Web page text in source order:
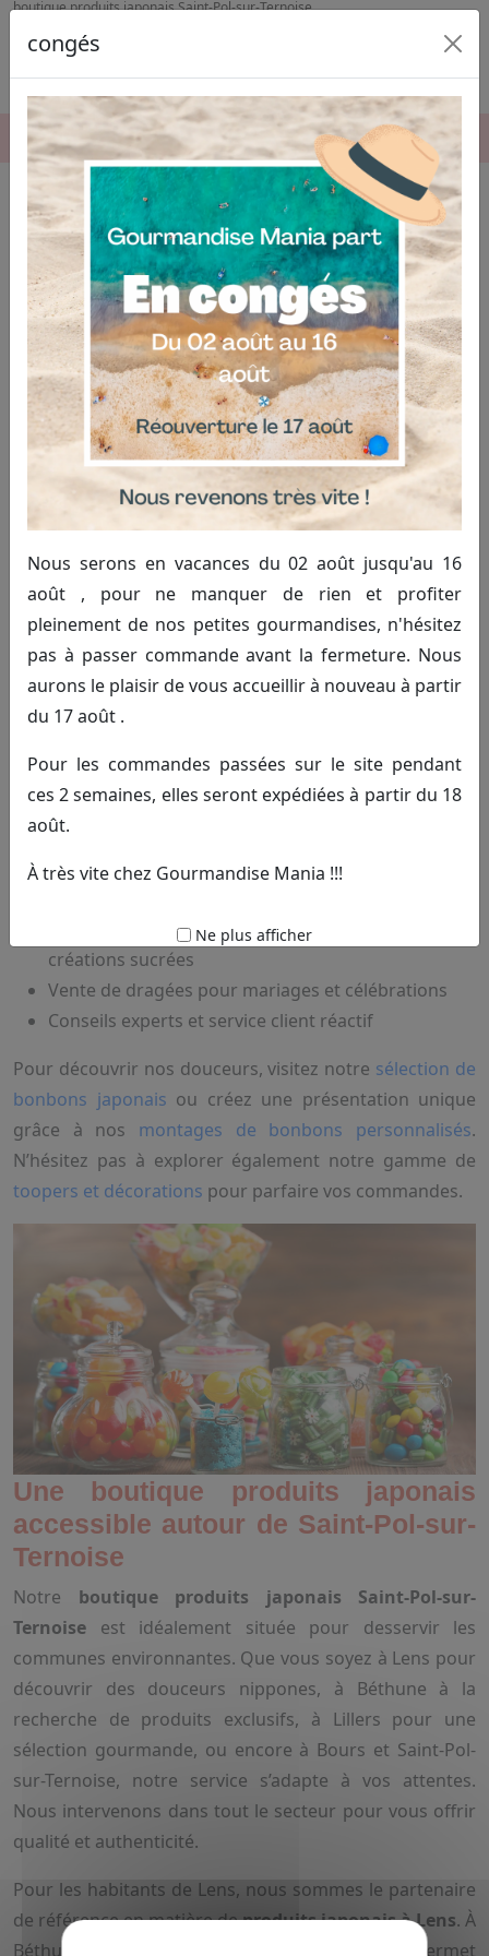
boutique produits japonais Saint-Pol-sur-Ternoise
congés
Nous serons en vacances du 02 août jusqu'au 16
août , pour ne manquer de rien et profiter
pleinement de nos petites gourmandises, n'hésitez
pas à passer commande avant la fermeture. Nous
aurons le plaisir de vous accueillir à nouveau à partir
du 17 août .
Pour les commandes passées sur le site pendant
ces 2 semaines, elles seront expédiées à partir du 18
août.
À très vite chez Gourmandise Mania !!!
Ne plus afficher
06.04.03.19.74
Boutique de produits japonais à
Saint-Pol-sur-Ternoise
Découvrez une expérience unique en matière de
boutique de produits japonais à Saint-Pol-sur-
Ternoise . Notre entreprise vous propose une sélection
authentique et variée de produits japonais, alliant
qualité et originalité, directement accessibles au cœur
de Saint-Pol-sur-Ternoise.
Votre spécialiste en produits
japonais à Saint-Pol-sur-Ternoise
de produits japonais soigneusement choisis pour
satisfaire toutes vos envies. Que vous soyez amateur de
douceurs typiques ou à la recherche d’articles
spécifiques, notre boutique vous accompagne avec
professionnalisme. Nos services garantissent un accès
facile à des produits authentiques, tout en vous
conseillant selon vos besoins.
Large choix de bonbons japonais traditionnels et
modernes
Montages de bonbons personnalisés pour vos
Toopers et décorations pour sublimer vos
créations sucrées
Vente de dragées pour mariages et célébrations
Conseils experts et service client réactif
Pour découvrir nos douceurs, visitez notre sélection de
bonbons japonais ou créez une présentation unique
grâce à nos montages de bonbons personnalisés.
N’hésitez pas à explorer également notre gamme de
toopers et décorations pour parfaire vos commandes.
Une boutique produits japonais
accessible autour de Saint-Pol-sur-
Ternoise
Notre boutique produits japonais Saint-Pol-sur-
Ternoise est idéalement située pour desservir les
communes environnantes. Que vous soyez à Lens pour
découvrir des douceurs nippones, à Béthune à la
recherche de produits exclusifs, à Lillers pour une
sélection gourmande, ou encore à Bours et Saint-Pol-
sur-Ternoise, notre service s’adapte à vos attentes.
Nous intervenons dans tout le secteur pour vous offrir
qualité et authenticité.
Pour les habitants de Lens, nous sommes le partenaire
de référence en matière deproduits japonais à Lens. À
Béthune, notre expertise en bonbons japonais permet